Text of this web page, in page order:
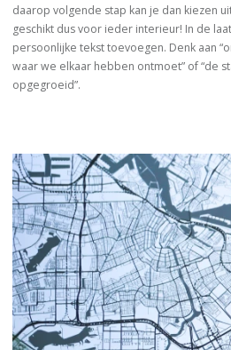
daarop volgende stap kan je dan kiezen
geschikt dus voor ieder interieur! In de
persoonlijke tekst toevoegen. Denk aan
waar we elkaar hebben ontmoet” of “de
opgegroeid”.